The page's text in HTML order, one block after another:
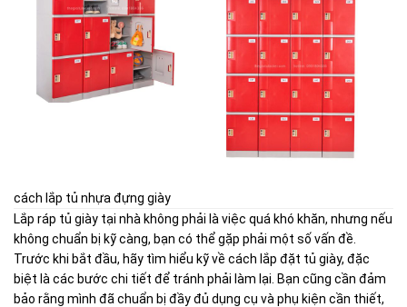
cách lắp tủ nhựa đựng giày
Lắp ráp tủ giày tại nhà không phải là việc quá khó khăn, nhưng nếu
không chuẩn bị kỹ càng, bạn có thể gặp phải một số vấn đề.
Trước khi bắt đầu, hãy tìm hiểu kỹ về cách lắp đặt tủ giày, đặc
biệt là các bước chi tiết để tránh phải làm lại. Bạn cũng cần đảm
bảo rằng mình đã chuẩn bị đầy đủ dụng cụ và phụ kiện cần thiết,